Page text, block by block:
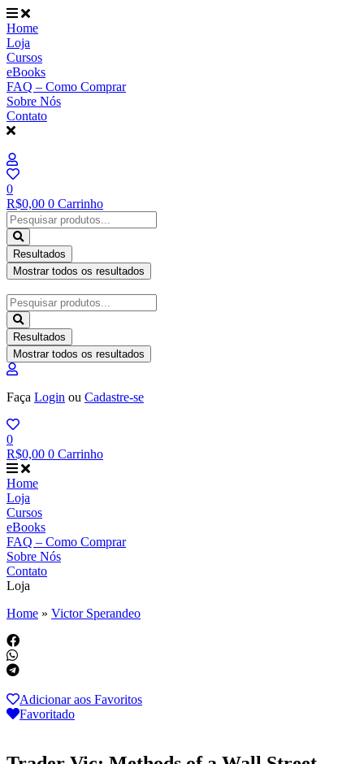
Ir
para
o
conteúdo
Home
Loja
Cursos
eBooks
FAQ – Como Comprar
Sobre Nós
Contato
0
R$0,00 0 Carrinho
Pesquisar
...
Resultados
Mostrar todos os resultados
Pesquisar
...
Resultados
Mostrar todos os resultados
Faça Login ou Cadastre-se
0
R$0,00 0 Carrinho
Home
Loja
Cursos
eBooks
FAQ – Como Comprar
Sobre Nós
Contato
Loja
Home » Victor Sperandeo
Adicionar aos Favoritos
Favoritado